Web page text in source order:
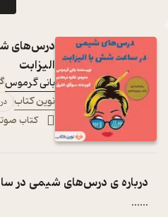
درس‌های
الیزابت
بانی گرموس
نوین کتاب
کتاب
درباره ی درس‌های شیمی در
...
...